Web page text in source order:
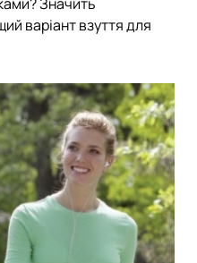
варіант взуття для